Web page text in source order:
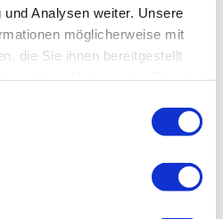
Analysen weiter. Unsere
möglicherweise mit
die Sie ihnen bereitgestellt